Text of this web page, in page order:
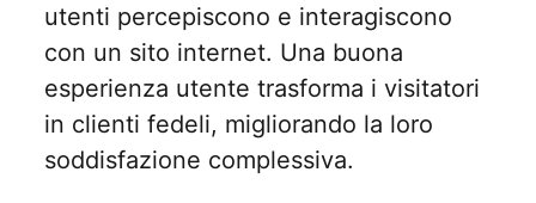
utenti percepiscono e interagiscono
con un sito internet. Una buona
esperienza utente trasforma i visitatori
in clienti fedeli, migliorando la loro
soddisfazione complessiva.